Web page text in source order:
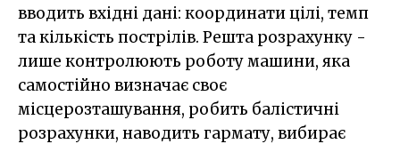
вводить вхідні дані: координати цілі, темп
та кількість пострілів. Решта розрахунку -
лише контролюють роботу машини, яка
самостійно визначає своє
місцерозташування, робить балістичні
розрахунки, наводить гармату, вибирає